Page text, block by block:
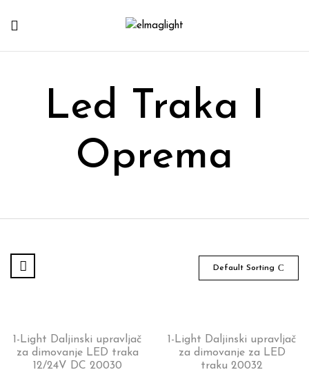
Led Traka I
Oprema
Default Sorting
1-Light Daljinski upravljač
za dimovanje LED traka
12/24V DC 20030
1-Light Daljinski upravljač
za dimovanje za LED
traku 20032